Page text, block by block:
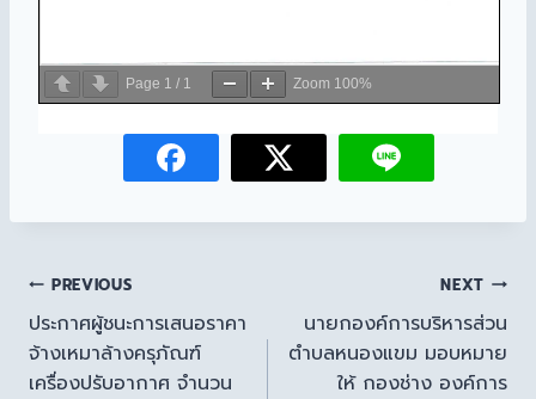
Page 1 / 1 Zoom 100%
PREVIOUS
ประกาศผู้ชนะการเสนอราคา
จ้างเหมาล้างครุภัณฑ์
เครื่องปรับอากาศ จำนวน
NEXT
นายกองค์การบริหารส่วน
ตำบลหนองแขม มอบหมาย
ให้ กองช่าง องค์การ